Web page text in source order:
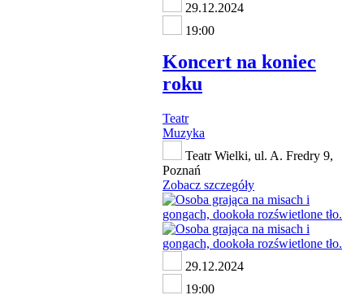
29.12.2024
19:00
Koncert na koniec
roku
Teatr
Muzyka
Teatr Wielki, ul. A. Fredry 9,
Poznań
Zobacz szczegóły
29.12.2024
19:00